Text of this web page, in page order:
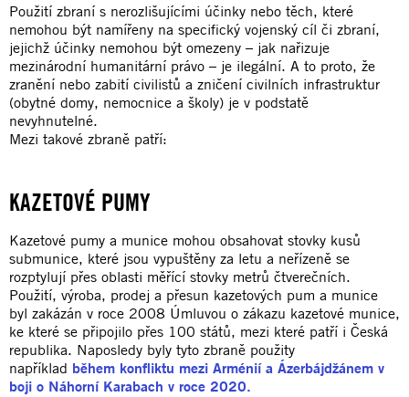
Použití zbraní s nerozlišujícími účinky nebo těch, které
nemohou být namířeny na specifický vojenský cíl či zbraní,
jejichž účinky nemohou být omezeny – jak nařizuje
mezinárodní humanitární právo – je ilegální. A to proto, že
zranění nebo zabití civilistů a zničení civilních infrastruktur
(obytné domy, nemocnice a školy) je v podstatě
nevyhnutelné.
Mezi takové zbraně patří:
KAZETOVÉ PUMY
Kazetové pumy a munice mohou obsahovat stovky kusů
submunice, které jsou vypuštěny za letu a neřízeně se
rozptylují přes oblasti měřící stovky metrů čtverečních.
Použití, výroba, prodej a přesun kazetových pum a munice
byl zakázán v roce 2008 Úmluvou o zákazu kazetové munice,
ke které se připojilo přes 100 států, mezi které patří i Česká
republika. Naposledy byly tyto zbraně použity
například během konfliktu mezi Arménií a Ázerbájdžánem v
boji o Náhorní Karabach v roce 2020.